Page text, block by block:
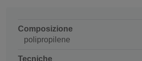
Composizione
polipropilene
Tecniche